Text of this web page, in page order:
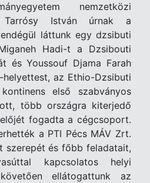
nemzetközi
Tarrósy István úrnak a
láttunk egy dzsibuti
Hadi-t a Dzsibouti
és Youssouf Djama Farah
az Ethio-Dzsibuti
első szabványos
több országra kiterjedő
fogadta a cégcsoport.
a PTI Pécs MÁV Zrt.
szerepét és főbb feladatait,
kapcsolatos helyi
ellátogattunk az